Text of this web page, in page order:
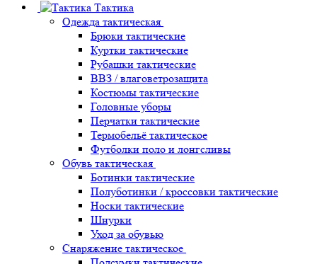
Тактика
Одежда тактическая
Брюки тактические
Куртки тактические
Рубашки тактические
ВВЗ / влаговетрозащита
Костюмы тактические
Головные уборы
Перчатки тактические
Термобельё тактическое
Футболки поло и лонгсливы
Обувь тактическая
Ботинки тактические
Полуботинки / кроссовки тактические
Носки тактические
Шнурки
Уход за обувью
Снаряжение тактическое